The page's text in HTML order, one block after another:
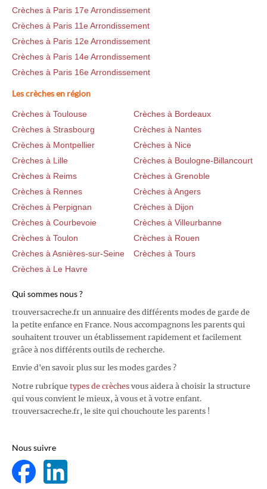
Crèches à Paris 17e Arrondissement
Crèches à Paris 11e Arrondissement
Crèches à Paris 12e Arrondissement
Crèches à Paris 14e Arrondissement
Crèches à Paris 16e Arrondissement
Les crèches en région
Crèches à Toulouse
Crèches à Bordeaux
Crèches à Strasbourg
Crèches à Nantes
Crèches à Montpellier
Crèches à Nice
Crèches à Lille
Crèches à Boulogne-Billancourt
Crèches à Reims
Crèches à Grenoble
Crèches à Rennes
Crèches à Angers
Crèches à Perpignan
Crèches à Dijon
Crèches à Courbevoie
Crèches à Villeurbanne
Crèches à Toulon
Crèches à Rouen
Crèches à Asnières-sur-Seine
Crèches à Tours
Crèches à Le Havre
Qui sommes nous ?
trouversacreche.fr un annuaire des différents modes de garde de
la petite enfance en France. Nous accompagnons les parents qui
souhaitent trouver un établissement rapidement et facilement
grâce à nos différents outils de recherche.
Envie d'en savoir plus sur les modes gardes ?
Notre rubrique types de crèches vous aidera à choisir la structure
qui vous convient le mieux, à vous et à votre enfant.
trouversacreche.fr, le site qui chouchoute les parents !
Nous suivre